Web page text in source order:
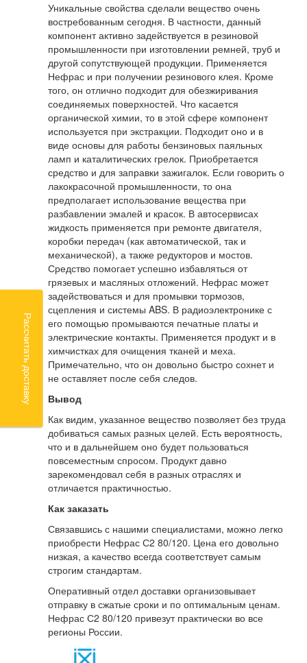
Уникальные свойства сделали вещество очень
востребованным сегодня. В частности, данный
компонент активно задействуется в резиновой
промышленности при изготовлении ремней, труб и
другой сопутствующей продукции. Применяется
Нефрас и при получении резинового клея. Кроме
того, он отлично подходит для обезжиривания
соединяемых поверхностей. Что касается
органической химии, то в этой сфере компонент
используется при экстракции. Подходит оно и в
виде основы для работы бензиновых паяльных
ламп и каталитических грелок. Приобретается
средство и для заправки зажигалок. Если говорить о
лакокрасочной промышленности, то она
предполагает использование вещества при
разбавлении эмалей и красок. В автосервисах
жидкость применяется при ремонте двигателя,
коробки передач (как автоматической, так и
механической), а также редукторов и мостов.
Средство помогает успешно избавляться от
грязевых и масляных отложений. Нефрас может
задействоваться и для промывки тормозов,
сцепления и системы ABS. В радиоэлектронике с
его помощью промываются печатные платы и
электрические контакты. Применяется продукт и в
химчистках для очищения тканей и меха.
Примечательно, что он довольно быстро сохнет и
не оставляет после себя следов.
Вывод
Как видим, указанное вещество позволяет без труда
добиваться самых разных целей. Есть вероятность,
что и в дальнейшем оно будет пользоваться
повсеместным спросом. Продукт давно
зарекомендовал себя в разных отраслях и
отличается практичностью.
Как заказать
Связавшись с нашими специалистами, можно легко
приобрести Нефрас С2 80/120. Цена его довольно
низкая, а качество всегда соответствует самым
строгим стандартам.
Оперативный отдел доставки организовывает
отправку в сжатые сроки и по оптимальным ценам.
Нефрас С2 80/120 привезут практически во все
регионы России.
Рассчитать доставку